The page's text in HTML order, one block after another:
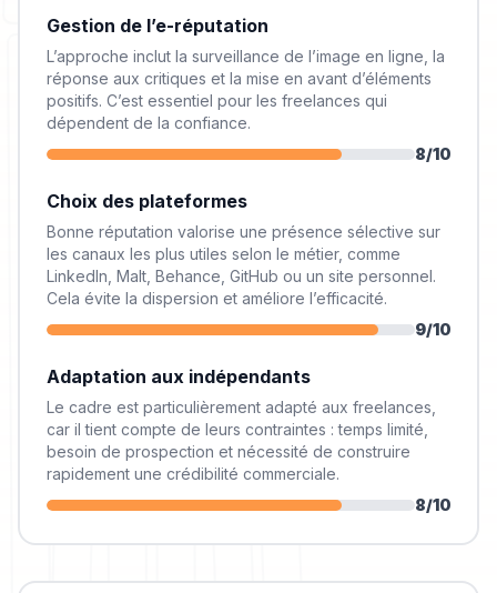
Gestion de l’e-réputation
L’approche inclut la surveillance de l’image en ligne, la
réponse aux critiques et la mise en avant d’éléments
positifs. C’est essentiel pour les freelances qui
dépendent de la confiance.
8/10
Choix des plateformes
Bonne réputation valorise une présence sélective sur
les canaux les plus utiles selon le métier, comme
LinkedIn, Malt, Behance, GitHub ou un site personnel.
Cela évite la dispersion et améliore l’efficacité.
9/10
Adaptation aux indépendants
Le cadre est particulièrement adapté aux freelances,
car il tient compte de leurs contraintes : temps limité,
besoin de prospection et nécessité de construire
rapidement une crédibilité commerciale.
8/10